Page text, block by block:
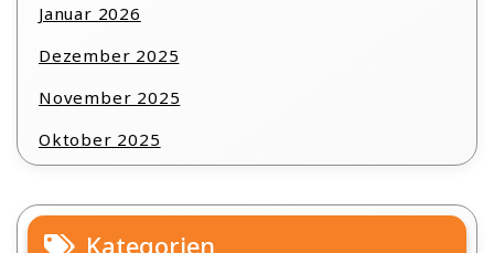
Januar 2026
Dezember 2025
November 2025
Oktober 2025
Kategorien